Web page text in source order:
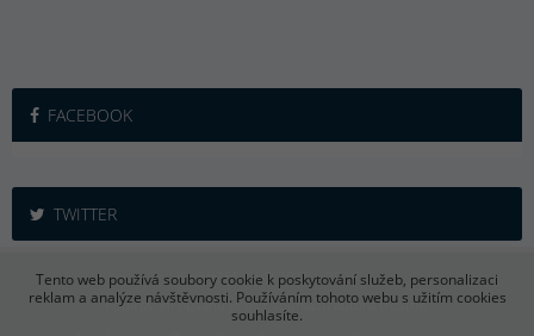
FACEBOOK
TWITTER
iSport365.cz © 2015 – 2026
Kopírování obsahu je bez souhlasu autora trestné.
Tento web používá soubory cookie k poskytování služeb, personalizaci
reklam a analýze návštěvnosti. Používáním tohoto webu s užitím cookies
souhlasíte.